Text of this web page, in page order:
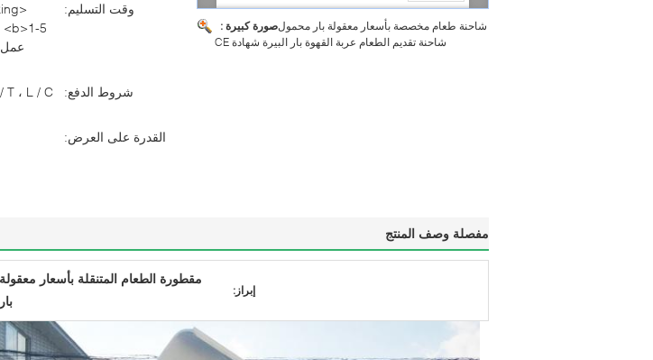
صورة كبيرة :شاحنة طعام مخصصة بأسعار معقولة بار محمول
شاحنة تقديم الطعام عربة القهوة بار البيرة شهادة CE
وقت التسليم:
شروط الدفع:
القدرة على العرض:
مفصلة وصف المنتج
إبراز:
مقطورة الطعام المتنقلة بأسعار معقولة